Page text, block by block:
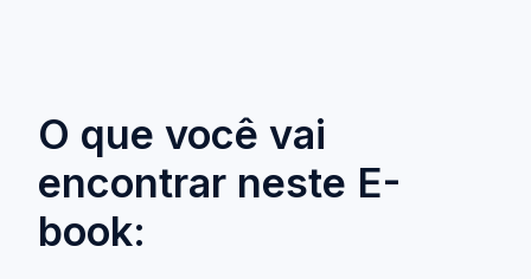
O que você vai
encontrar neste E-
book: